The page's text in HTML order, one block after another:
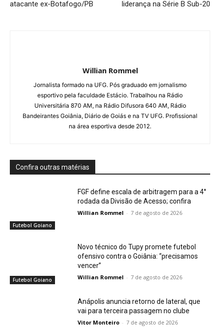
atacante ex-Botafogo/PB liderança na Série B Sub-20
Willian Rommel
Jornalista formado na UFG. Pós graduado em jornalismo
esportivo pela faculdade Estácio. Trabalhou na Rádio
Universitária 870 AM, na Rádio Difusora 640 AM, Rádio
Bandeirantes Goiânia, Diário de Goiás e na TV UFG. Profissional
na área esportiva desde 2012.
Confira outras matérias
Futebol Goiano
FGF define escala de arbitragem para a 4°
rodada da Divisão de Acesso; confira
Willian Rommel - 7 de agosto de 2026
Futebol Goiano
Novo técnico do Tupy promete futebol
ofensivo contra o Goiânia: “precisamos
vencer”
Willian Rommel - 7 de agosto de 2026
Anápolis anuncia retorno de lateral, que
vai para terceira passagem no clube
Vitor Monteiro - 7 de agosto de 2026